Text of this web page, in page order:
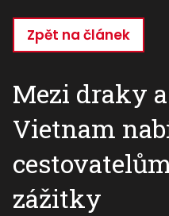
hlavnímu
Zpět na článek
Mezi draky
Vietnam
zážitky